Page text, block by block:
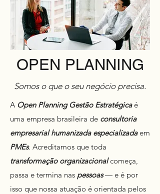
OPEN PLANNING
Somos o que o seu negócio precisa.
A Open Planning Gestão Estratégicaé
uma empresa brasileira de consultoria
empresarial humanizada especializadaem
PMEs. Acreditamos que toda
transformação organizacionalcomeça,
passa e termina nas pessoas— e é por
isso que nossa atuação é orientada pelos